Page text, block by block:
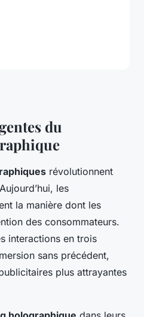
du
révolutionnent
les
la manière dont les
des consommateurs.
interactions en trois
sans précédent,
plus attrayantes